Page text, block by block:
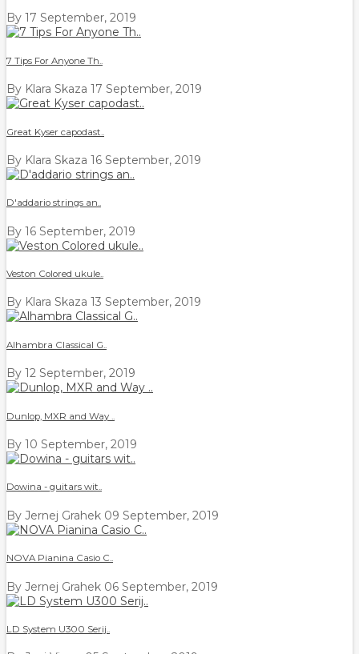
By 17 September, 2019
7 Tips For Anyone Th..
By Klara Skaza 17 September, 2019
Great Kyser capodast..
By Klara Skaza 16 September, 2019
D'addario strings an..
By 16 September, 2019
Veston Colored ukule..
By Klara Skaza 13 September, 2019
Alhambra Classical G..
By 12 September, 2019
Dunlop, MXR and Way ..
By 10 September, 2019
Dowina - guitars wit..
By Jernej Grahek 09 September, 2019
NOVA Pianina Casio C..
By Jernej Grahek 06 September, 2019
LD System U300 Serij..